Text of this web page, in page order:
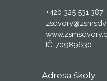
+420 325 531 387
IČ: 70989630
Adresa školy